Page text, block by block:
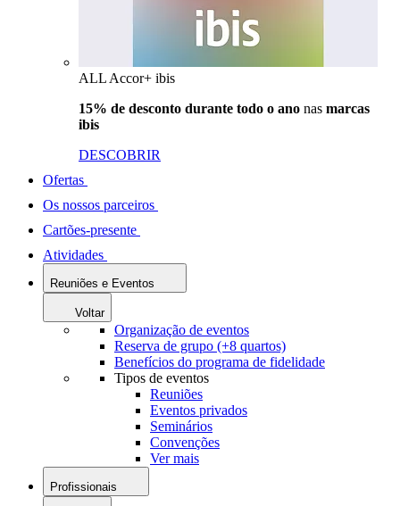
ALL Accor+ ibis
15% de desconto durante todo o ano nas marcas
ibis
DESCOBRIR
Ofertas
Os nossos parceiros
Cartões-presente
Atividades
Reuniões e Eventos
Voltar
Organização de eventos
Reserva de grupo (+8 quartos)
Benefícios do programa de fidelidade
Tipos de eventos
Reuniões
Eventos privados
Seminários
Convenções
Ver mais
Profissionais